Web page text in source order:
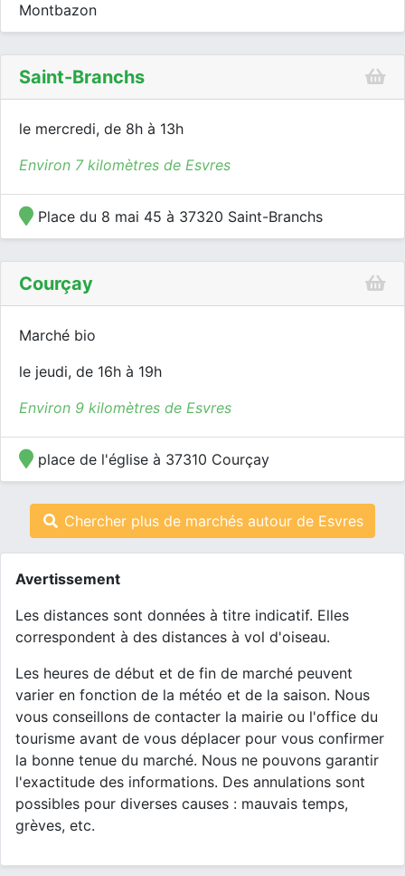
Montbazon
Saint-Branchs
le mercredi, de 8h à 13h
Environ 7 kilomètres de Esvres
Place du 8 mai 45 à 37320 Saint-Branchs
Courçay
Marché bio
le jeudi, de 16h à 19h
Environ 9 kilomètres de Esvres
place de l'église à 37310 Courçay
Chercher plus de marchés autour de Esvres
Avertissement
Les distances sont données à titre indicatif. Elles
correspondent à des distances à vol d'oiseau.
Les heures de début et de fin de marché peuvent
varier en fonction de la météo et de la saison. Nous
vous conseillons de contacter la mairie ou l'office du
tourisme avant de vous déplacer pour vous confirmer
la bonne tenue du marché. Nous ne pouvons garantir
l'exactitude des informations. Des annulations sont
possibles pour diverses causes : mauvais temps,
grèves, etc.